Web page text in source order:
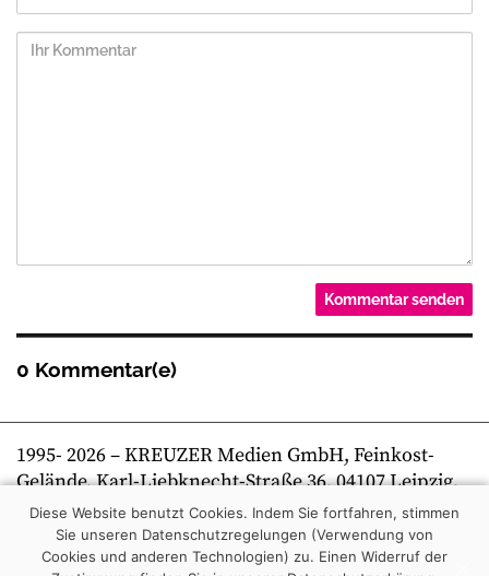
0 Kommentar(e)
1995- 2026– KREUZER Medien GmbH, Feinkost-
Gelände, Karl-Liebknecht-Straße 36, 04107 Leipzig,
Telefon +49 341 269 80 0 | kreuzer online
Diese Website benutzt Cookies. Indem Sie fortfahren, stimmen
Sie unseren Datenschutzregelungen (Verwendung von
Cookies und anderen Technologien) zu. Einen Widerruf der